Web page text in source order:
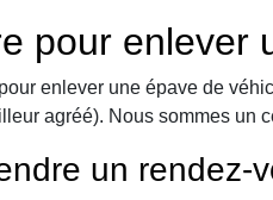
pour enlever
enlever une épave de
agréé). Nous sommes un
un rendez-